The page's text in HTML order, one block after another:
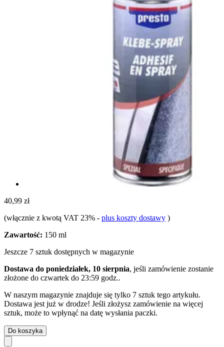
40,99 zł
(włącznie z kwotą VAT 23% - plus koszty dostawy )
Zawartość: 150 ml
Jeszcze 7 sztuk dostępnych w magazynie
Dostawa do poniedziałek, 10 sierpnia, jeśli zamówienie zostanie
złożone do czwartek do 23:59 godz..
W naszym magazynie znajduje się tylko 7 sztuk tego artykułu.
Dostawa jest już w drodze! Jeśli złożysz zamówienie na więcej
sztuk, może to wpłynąć na datę wysłania paczki.
Do koszyka